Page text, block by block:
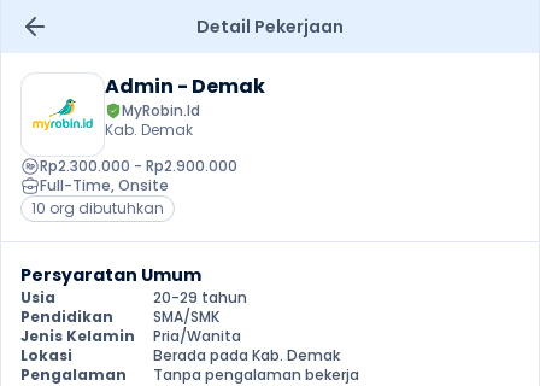
Detail Pekerjaan
Admin - Demak
MyRobin.Id
Kab. Demak
Rp2.300.000 - Rp2.900.000
Full-Time, Onsite
10 org dibutuhkan
Persyaratan Umum
Usia
20-29 tahun
Pendidikan
SMA/SMK
Jenis Kelamin
Pria/Wanita
Lokasi
Berada pada Kab. Demak
Pengalaman
Tanpa pengalaman bekerja